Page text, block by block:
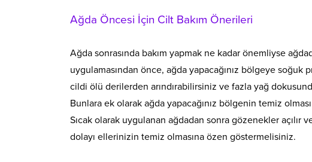
Ağda Öncesi İçin Cilt Bakım Önerileri
Ağda sonrasında bakım yapmak ne kadar önemliyse
uygulamasından önce, ağda yapacağınız bölgeye
cildi ölü derilerden arındırabilirsiniz ve fazla yağ
Bunlara ek olarak ağda yapacağınız bölgenin temiz
Sıcak olarak uygulanan ağdadan sonra gözenekler
dolayı ellerinizin temiz olmasına özen göstermelisiniz.